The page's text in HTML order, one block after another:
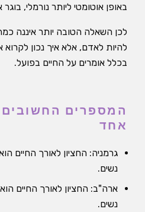
באופן אוטומטי ליותר נורמלי, בוגר
לכן השאלה הטובה יותר איננה
להיות לאדם, אלא איך נכון
בכלל אומרים על החיים בפועל.
המספרים
אחד
נשים.
נשים.